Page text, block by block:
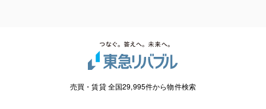
売買・賃貸 全国29,995件から物件検索